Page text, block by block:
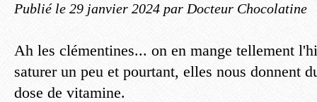
Publié le 29 janvier 2024 par Docteur Chocolatine
Ah les clémentines... on en mange tellement
saturer un peu et pourtant, elles nous donnent
dose de vitamine.